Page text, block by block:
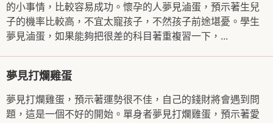
的小事情，比較容易成功。懷孕的人夢見滷蛋，預示著生兒
子的機率比較高，不宜太寵孩子，不然孩子前途堪憂。學生
夢見滷蛋，如果能夠把很差的科目著重複習一下，...
夢見打爛雞蛋
夢見打爛雞蛋，預示著運勢很不佳，自己的錢財將會遇到問
題，這是一個不好的開始。單身者夢見打爛雞蛋，預示著愛